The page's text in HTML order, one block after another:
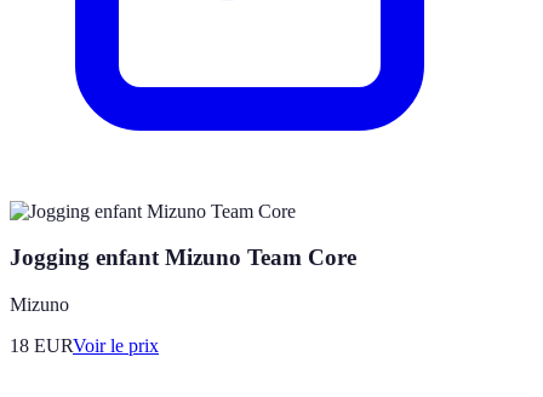
Jogging enfant Mizuno Team Core
Mizuno
18 EURVoir le prix